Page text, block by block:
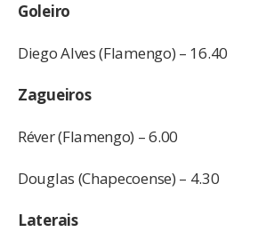
Goleiro
Diego Alves (Flamengo) – 16.40
Zagueiros
Réver (Flamengo) – 6.00
Douglas (Chapecoense) – 4.30
Laterais